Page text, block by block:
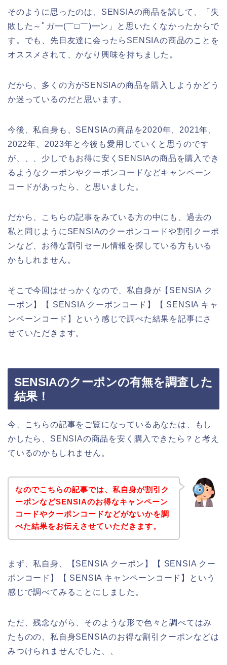
そのように思ったのは、SENSIAの商品を試して、「失
敗した～ﾟガ━(￣□￣)━ン」と思いたくなかったからで
す。でも、先日友達に会ったらSENSIAの商品のことを
オススメされて、かなり興味を持ちました。
だから、多くの方がSENSIAの商品を購入しようかどう
か迷っているのだと思います。
今後、私自身も、SENSIAの商品を2020年、2021年、
2022年、2023年と今後も愛用していくと思うのです
が、、、少しでもお得に安くSENSIAの商品を購入でき
るようなクーポンやクーポンコードなどキャンペーン
コードがあったら、と思いました。
だから、こちらの記事をみている方の中にも、過去の
私と同じようにSENSIAのクーポンコードや割引クーポ
ンなど、お得な割引セール情報を探している方もいる
かもしれません。
そこで今回はせっかくなので、私自身が【SENSIA ク
ーポン】【 SENSIA クーポンコード】【 SENSIA キャ
ンペーンコード】という感じで調べた結果を記事にさ
せていただきます。
SENSIAのクーポンの有無を調査した
結果！
今、こちらの記事をご覧になっているあなたは、もし
かしたら、SENSIAの商品を安く購入できたら？と考え
ているのかもしれません。
なのでこちらの記事では、私自身が割引ク
ーポンなどSENSIAのお得なキャンペーン
コードやクーポンコードなどがないかを調
べた結果をお伝えさせていただきます。
まず、私自身、【SENSIA クーポン】【 SENSIA クー
ポンコード】【 SENSIA キャンペーンコード】という
感じで調べてみることにしました。
ただ、残念ながら、そのような形で色々と調べてはみ
たものの、私自身SENSIAのお得な割引クーポンなどは
みつけられませんでした、、